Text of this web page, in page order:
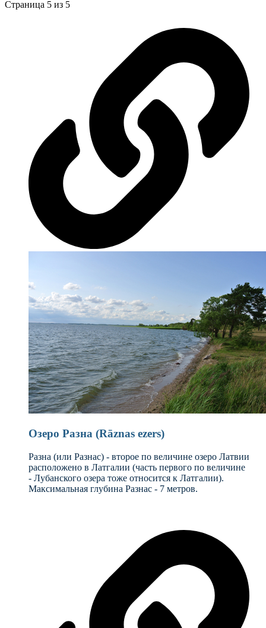
Страница 5 из 5
Озеро Разна (Rāznas ezers)
Разна (или Разнас) - второе по величине озеро Латвии
расположено в Латгалии (часть первого по величине
- Лубанского озера тоже относится к Латгалии).
Максимальная глубина Разнас - 7 метров.